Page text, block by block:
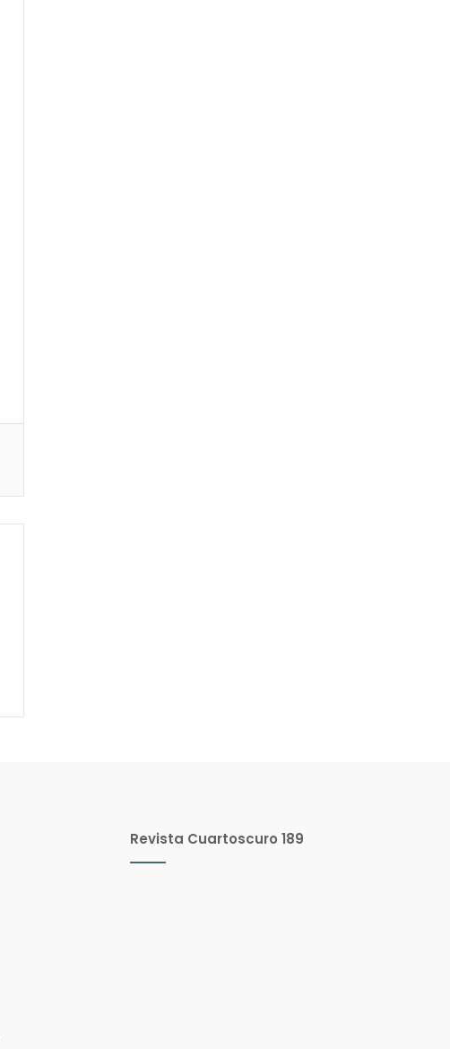
Revista Cuartoscuro 189